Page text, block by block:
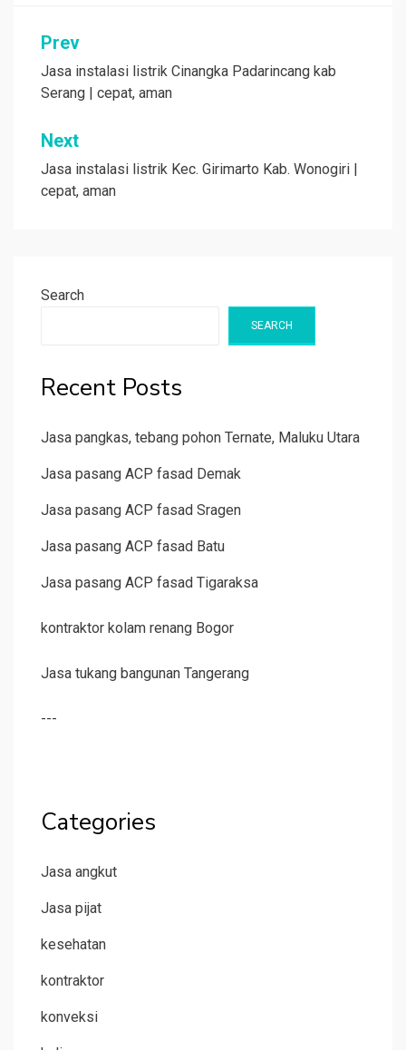
Post
navigation
Prev
Jasa instalasi listrik Cinangka Padarincang kab
Serang | cepat, aman
Next
Jasa instalasi listrik Kec. Girimarto Kab. Wonogiri |
cepat, aman
Search
SEARCH
Recent Posts
Jasa pangkas, tebang pohon Ternate, Maluku Utara
Jasa pasang ACP fasad Demak
Jasa pasang ACP fasad Sragen
Jasa pasang ACP fasad Batu
Jasa pasang ACP fasad Tigaraksa
kontraktor kolam renang Bogor
Jasa tukang bangunan Tangerang
---
Categories
Jasa angkut
Jasa pijat
kesehatan
kontraktor
konveksi